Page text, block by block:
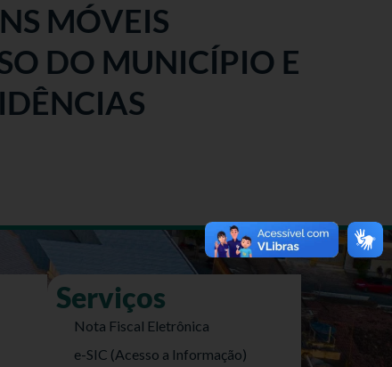
MÓVEIS
DO MUNICÍPIO E
Serviços
Nota Fiscal Eletrônica
e-SIC (Acesso a Informação)